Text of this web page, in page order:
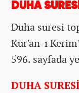
DUHA
Duha suresi
Kur'an-ı
596. sayfada
DUHA